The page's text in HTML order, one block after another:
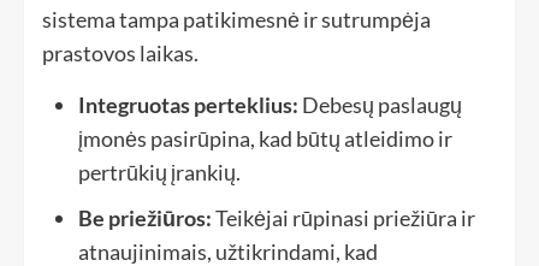
sistema tampa patikimesnė ir sutrumpėja
prastovos laikas.
Integruotas perteklius: Debesų paslaugų
įmonės pasirūpina, kad būtų atleidimo ir
pertrūkių įrankių.
Be priežiūros:Teikėjai rūpinasi priežiūra ir
atnaujinimais, užtikrindami, kad